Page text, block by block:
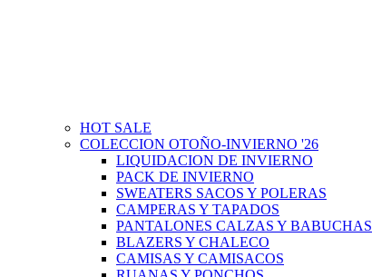
HOT SALE
COLECCION OTOÑO-INVIERNO '26
LIQUIDACION DE INVIERNO
PACK DE INVIERNO
SWEATERS SACOS Y POLERAS
CAMPERAS Y TAPADOS
PANTALONES CALZAS Y BABUCHAS
BLAZERS Y CHALECO
CAMISAS Y CAMISACOS